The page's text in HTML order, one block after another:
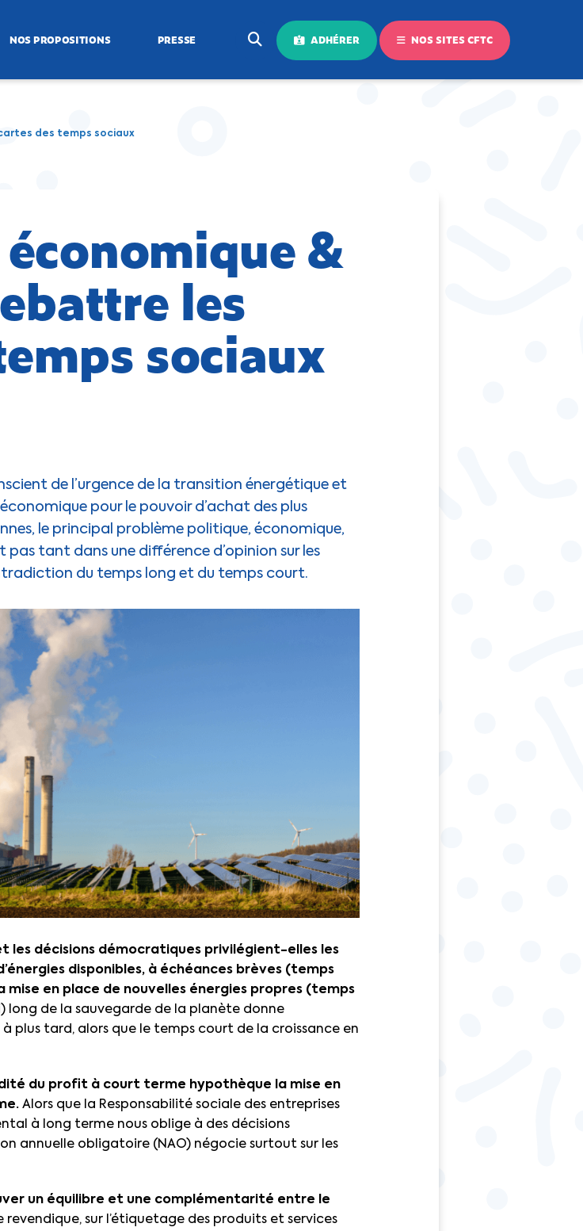
NOS PROPOSITIONS PRESSE ADHÉRER NOS SITES CFTC
des temps sociaux
&
les
sociaux
de l’urgence de la transition énergétique et
pour le pouvoir d’achat des plus
le principal problème politique, économique,
pas tant dans une différence d’opinion sur les
du temps long et du temps court.
les décisions démocratiques privilégient-elles les
disponibles, à échéances brèves (temps
en place de nouvelles énergies propres (temps
long de la sauvegarde de la planète donne
plus tard, alors que le temps court de la croissance en
du profit à court terme hypothèque la mise en
Alors que la Responsabilité sociale des entreprises
à long terme nous oblige à des décisions
annuelle obligatoire (NAO) négocie surtout sur les
un équilibre et une complémentarité entre le
revendique, sur l’étiquetage des produits et services